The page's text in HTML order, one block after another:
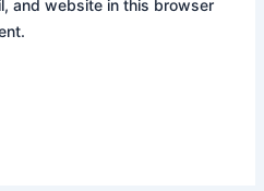
and website in this browser